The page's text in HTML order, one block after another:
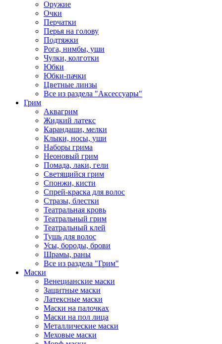
Оружие
Очки
Перчатки
Перья на голову
Подтяжки
Рога, нимбы, уши
Чулки, колготки
Юбки
Юбки-пачки
Цветные линзы
Все из раздела "Аксессуары"
Грим
Аквагрим
Жидкий латекс
Карандаши, мелки
Клыки, носы, уши
Наборы грима
Неоновый грим
Помада, лаки, гели
Светящийся грим
Спонжи, кисти
Спрей-краска для волос
Стразы, блестки
Театральная кровь
Театральный грим
Театральный клей
Тушь для волос
Усы, бороды, брови
Шрамы, раны
Все из раздела "Грим"
Маски
Венецианские маски
Защитные маски
Латексные маски
Маски на палочках
Маски на пол лица
Металлические маски
Меховые маски